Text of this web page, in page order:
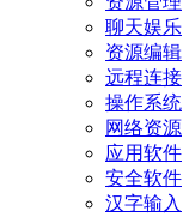
聊天娱乐
资源编辑
远程连接
操作系统
网络资源
应用软件
安全软件
汉字输入